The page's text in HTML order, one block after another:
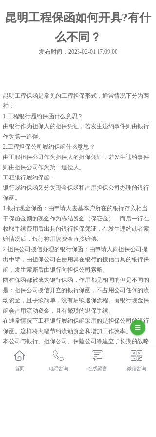
昆明工程保函如何开具?有什
么不同？
发布时间：2023-02-01 17:09:00
昆明工程保函是常见的工程担保形式，通常情况下分为两
种：
1.工程银行履约保函什么意思？
由银行作为担保人的担保凭证，若发生违约事件则由银行
作为第一追偿。
2.工程担保公司履约保函什么意思？
由工程担保公司作为担保人的担保凭证，若发生违约事件
则由担保公司作为第一追偿人。
工程银行履约保函：
银行履约保函又分为现金保函和占用担保公司办理的银行
保函。
1.银行现金保函：由申请人去基本户所在的银行存入相当
于保函金额的现金作为冻结资金（保证金），而后一行在
收取手续费用后出具的银行担保凭证，在发生违约或者索
赔情况后，银行将用该资金直接赔偿。
2.担保公司授信办理的银行保函：由申请人向担保公司提
出申请，由担保公司在使用其在银行的授信出具的银行保
函，发生索赔后由银行向担保公司索赔。
两种保函都被成为银行保函，作用都是相同的但是不同的
是：担保公司授信开立的银行保函，不占用公司任何的流
动资金，且手续简单，没有后续退保流程。而银行现金保
函会占用流动资金，且有繁琐的退保手续。
在通常情况下工程银行履约保函采用的是担保公司的银行
保函。这样将大幅节约流动资金和增加工作效率。
本公司与银行、担保公司、保险公司等建立了长期的战略
合作关系，主要业务：投标、履约、民工工资支付、预付
款、质量、业主支付等保函。为各朋友提供多品种的保函
服务，从而起到节约流动资金、缓解工程项目流动资金不
首页 电话咨询 在线留言 微信咨询